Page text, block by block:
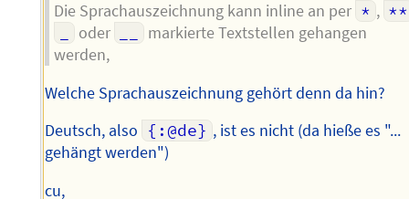
Die Sprachauszeichnung kann inline an per * , **
oder
markierte Textstellen gehangen
werden,
Welche Sprachauszeichnung gehört denn da hin?
Deutsch, also {:@de} , ist es nicht (da hieße es "...
gehängt werden")
cu,